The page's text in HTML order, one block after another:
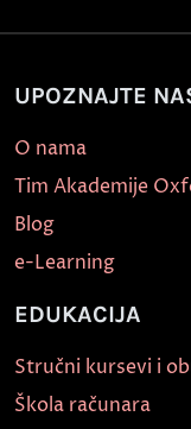
UPOZNAJTE
O nama
Tim Akademije
Blog
e-Learning
EDUKACIJA
Stručni kursevi i
Škola računara